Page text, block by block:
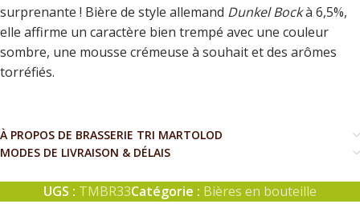
surprenante ! Bière de style allemand Dunkel Bockà 6,5%,
elle affirme un caractère bien trempé avec une couleur
sombre, une mousse crémeuse à souhait et des arômes
torréfiés.
À PROPOS DE BRASSERIE TRI MARTOLOD
MODES DE LIVRAISON & DÉLAIS
UGS : TMBR33Catégorie : Bières en bouteille